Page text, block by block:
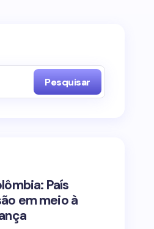
Pesquisar
País
em meio à